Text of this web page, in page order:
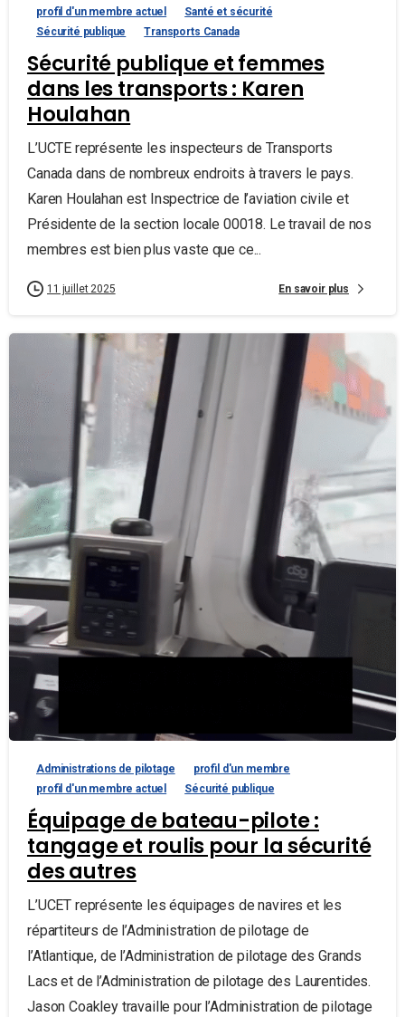
profil d'un membre actuel
Santé et sécurité
Sécurité publique
Transports Canada
Sécurité publique et femmes
dans les transports : Karen
Houlahan
L’UCTE représente les inspecteurs de Transports
Canada dans de nombreux endroits à travers le pays.
Karen Houlahan est Inspectrice de l’aviation civile et
Présidente de la section locale 00018. Le travail de nos
membres est bien plus vaste que ce...
11 juillet 2025 En savoir plus
Administrations de pilotage
profil d'un membre
profil d'un membre actuel
Sécurité publique
Équipage de bateau-pilote :
tangage et roulis pour la sécurité
des autres
L’UCET représente les équipages de navires et les
répartiteurs de l’Administration de pilotage de
l’Atlantique, de l’Administration de pilotage des Grands
Lacs et de l’Administration de pilotage des Laurentides.
Jason Coakley travaille pour l’Administration de pilotage